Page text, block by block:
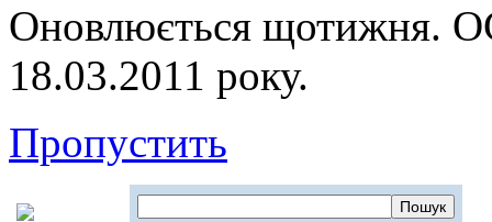
Оновлюється
18.03.2011 року.
Пропустить